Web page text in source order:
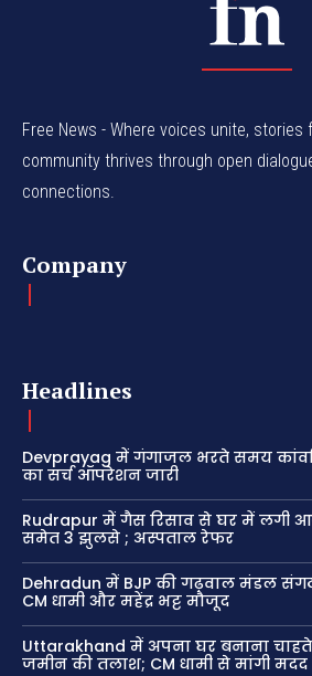
Free News - Where voices unite, stories
community thrives through open
connections.
Company
Headlines
Devprayag में गंगाजल भरते समय
का सर्च ऑपरेशन जारी
Rudrapur में गैस रिसाव से घर में लगी
समेत 3 झुलसे ; अस्पताल रेफर
Dehradun में BJP की गढ़वाल मंडल
CM धामी और महेंद्र भट्ट मौजूद
Uttarakhand में अपना घर बनाना
जमीन की तलाश; CM धामी से मांगी मदद